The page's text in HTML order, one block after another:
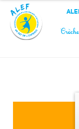
Panneau de gestion des